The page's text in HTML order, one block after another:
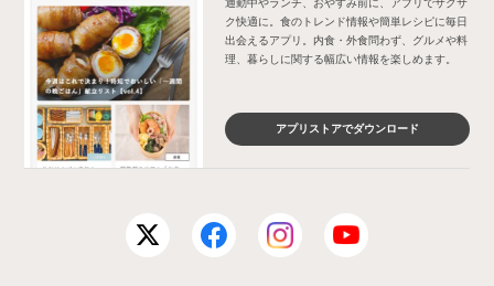
ク快適に。食のトレンド情報や簡単レシピに毎日
出会えるアプリ。内食・外食問わず、グルメや料
理、暮らしに関する幅広い情報を楽しめます。
アプリストアでダウンロード